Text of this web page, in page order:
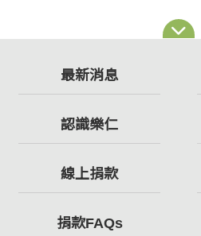
最新消息
認識樂仁
線上捐款
捐款FAQs